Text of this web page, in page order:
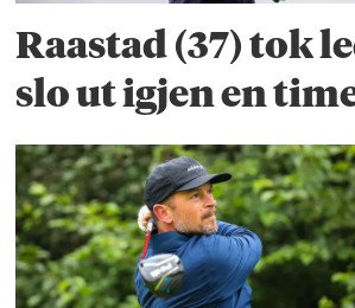
Raastad (37) tok
slo ut igjen en